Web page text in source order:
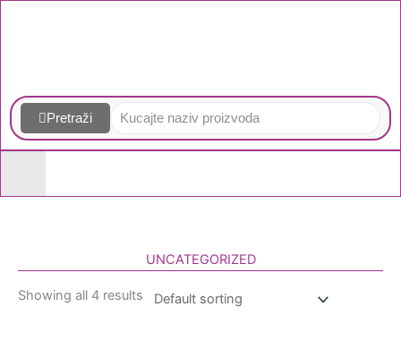
Pretraži
UNCATEGORIZED
Showing all 4 results